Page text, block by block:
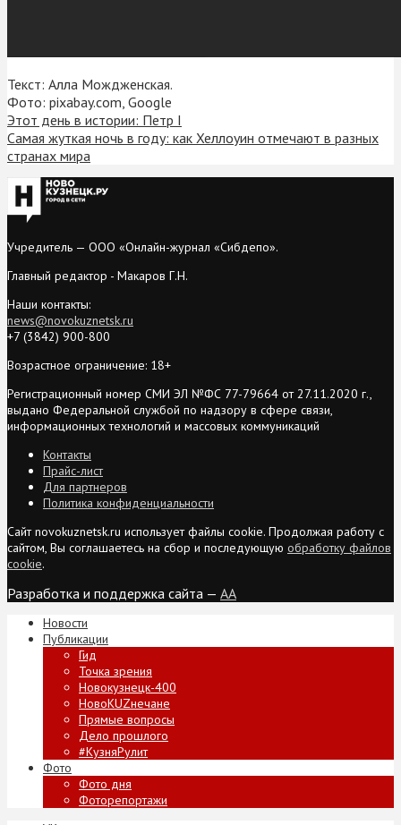
Текст: Алла Мождженская.
Фото: pixabay.com, Google
Этот день в истории: Петр I
Самая жуткая ночь в году: как Хеллоуин отмечают в разных
странах мира
Учредитель — ООО «Онлайн-журнал «Сибдепо».
Главный редактор - Макаров Г.Н.
Наши контакты:
news@novokuznetsk.ru
+7 (3842) 900-800
Возрастное ограничение: 18+
Регистрационный номер СМИ ЭЛ №ФС 77-79664 от 27.11.2020 г.,
выдано Федеральной службой по надзору в сфере связи,
информационных технологий и массовых коммуникаций
Контакты
Прайс-лист
Для партнеров
Политика конфиденциальности
Сайт novokuznetsk.ru использует файлы cookie. Продолжая работу с
сайтом, Вы соглашаетесь на сбор и последующую обработку файлов
cookie.
Разработка и поддержка сайта — AA
Новости
Публикации
Гид
Точка зрения
Новокузнецк-400
НовоKUZнечане
Прямые вопросы
Дело прошлого
#КузняРулит
Фото
Фото дня
Фоторепортажи